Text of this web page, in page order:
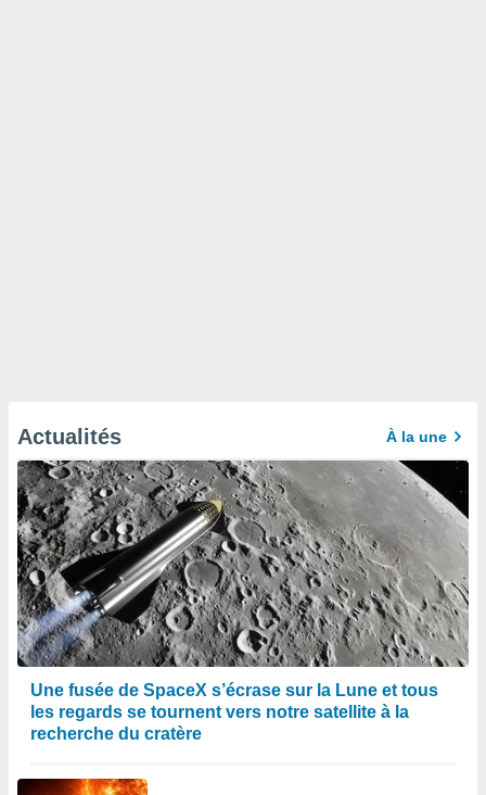
Actualités À la une
Une fusée de SpaceX s’écrase sur la Lune et tous
les regards se tournent vers notre satellite à la
recherche du cratère